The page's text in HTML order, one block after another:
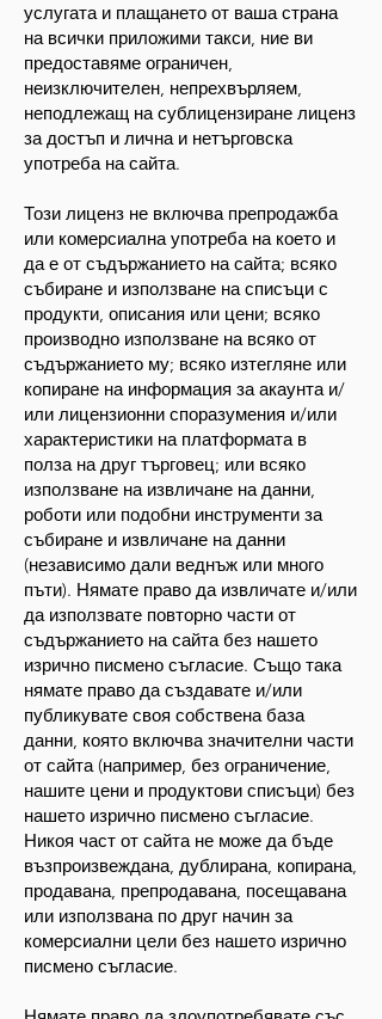
услугата и плащането от ваша страна
на всички приложими такси, ние ви
предоставяме ограничен,
неизключителен, непрехвърляем,
неподлежащ на сублицензиране лиценз
за достъп и лична и нетърговска
употреба на сайта.
Този лиценз не включва препродажба
или комерсиална употреба на което и
да е от съдържанието на сайта; всяко
събиране и използване на списъци с
продукти, описания или цени; всяко
производно използване на всяко от
съдържанието му; всяко изтегляне или
копиране на информация за акаунта и/
или лицензионни споразумения и/или
характеристики на платформата в
полза на друг търговец; или всяко
използване на извличане на данни,
роботи или подобни инструменти за
събиране и извличане на данни
(независимо дали веднъж или много
пъти). Нямате право да извличате и/или
да използвате повторно части от
съдържанието на сайта без нашето
изрично писмено съгласие. Също така
нямате право да създавате и/или
публикувате своя собствена база
данни, която включва значителни части
от сайта (например, без ограничение,
нашите цени и продуктови списъци) без
нашето изрично писмено съгласие.
Никоя част от сайта не може да бъде
възпроизвеждана, дублирана, копирана,
продавана, препродавана, посещавана
или използвана по друг начин за
комерсиални цели без нашето изрично
писмено съгласие.